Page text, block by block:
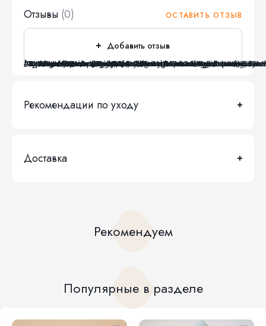
Отзывы (0) ОСТАВИТЬ ОТЗЫВ
Добавить отзыв
[TypeError] 
Argument 2 passed to Yandex\Market\Api\OAuth2\RefreshToken\Agent::writeTokenError() must be an instance of Bitrix\Main\Result, instance of Yandex\Market\Api\Reference\RequestResult given, called in /var/www/www-root/data/www/kotmarkot.ru/bitrix/modules/yandex.market/lib/api/oauth2/refreshtoken/agent.php on line 118 (0)
/var/www/www-root/data/www/kotmarkot.ru/bitrix/modules/yandex.market/lib/api/oauth2/refreshtoken/agent.php:157
#0: Yandex\Market\Api\OAuth2\RefreshToken\Agent::writeTokenError(object, object)
	/var/www/www-root/data/www/kotmarkot.ru/bitrix/modules/yandex.market/lib/api/oauth2/refreshtoken/agent.php:118
#1: Yandex\Market\Api\OAuth2\RefreshToken\Agent::refreshToken(object, object)
	/var/www/www-root/data/www/kotmarkot.ru/bitrix/modules/yandex.market/lib/api/oauth2/refreshtoken/agent.php:91
#2: Yandex\Market\Api\OAuth2\RefreshToken\Agent::processTokens()
	/var/www/www-root/data/www/kotmarkot.ru/bitrix/modules/yandex.market/lib/api/oauth2/refreshtoken/agent.php:60
#3: Yandex\Market\Api\OAuth2\RefreshToken\Agent::run()
	
#4: call_user_func(array)
	/var/www/www-root/data/www/kotmarkot.ru/bitrix/modules/yandex.market/lib/reference/agent/base.php:79
#5: Yandex\Market\Reference\Agent\Base::callAgent(string)
	/var/www/www-root/data/www/kotmarkot.ru/bitrix/modules/main/classes/mysql/agent.php(163) : eval()'d
Рекомендации по уходу
Доставка
Рекомендуем
Популярные в разделе